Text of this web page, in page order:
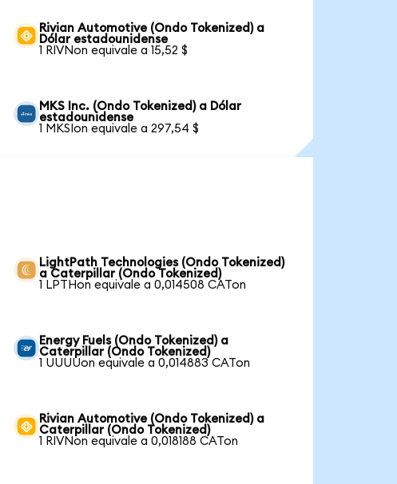
Rivian Automotive (Ondo Tokenized) a
Dólar estadounidense
1 RIVNon equivale a 15,52 $
MKS Inc. (Ondo Tokenized) a Dólar
estadounidense
1 MKSIon equivale a 297,54 $
LightPath Technologies (Ondo Tokenized)
a Caterpillar (Ondo Tokenized)
1 LPTHon equivale a 0,014508 CATon
Energy Fuels (Ondo Tokenized) a
Caterpillar (Ondo Tokenized)
1 UUUUon equivale a 0,014883 CATon
Rivian Automotive (Ondo Tokenized) a
Caterpillar (Ondo Tokenized)
1 RIVNon equivale a 0,018188 CATon